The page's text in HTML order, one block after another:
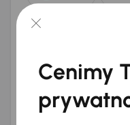
E-mail
Na numer telefonu
Cenimy